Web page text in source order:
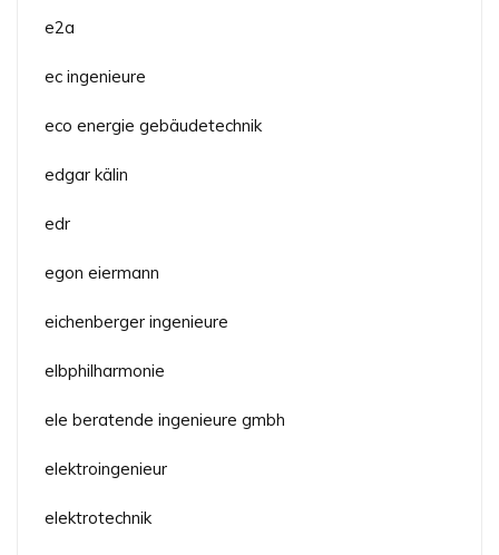
e2a
ec ingenieure
eco energie gebäudetechnik
edgar kälin
edr
egon eiermann
eichenberger ingenieure
elbphilharmonie
ele beratende ingenieure gmbh
elektroingenieur
elektrotechnik